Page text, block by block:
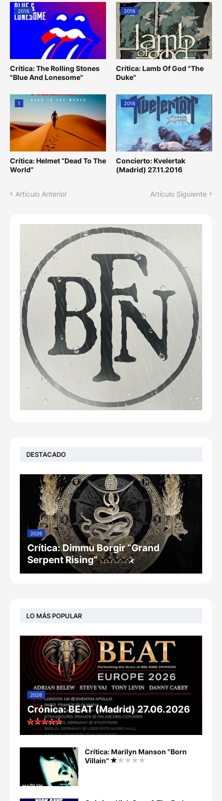
2016
Crítica: The Rolling Stones
"Blue And Lonesome"
2016
Crítica: Lamb Of God "The
Duke"
1
Crítica: Helmet “Dead To The
World”
2016
Concierto: Kvelertak
(Madrid) 27.11.2016
Artículo Anterior Artículo Siguiente
DESTACADO
2026
Crítica: Dimmu Borgir “Grand
Serpent Rising”
LO MÁS POPULAR
2026
Crónica: BEAT (Madrid) 27.06.2026
Crítica: Marilyn Manson "Born
Villain"